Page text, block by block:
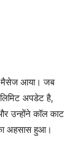
मैसेज आया। जब
लिमिट अपडेट है,
उन्होंने कॉल काट
अहसास हुआ।